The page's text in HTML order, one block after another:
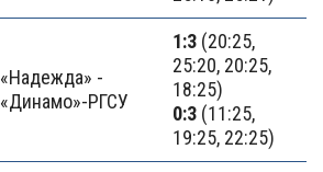
«Надежда» -
«Динамо»-РГСУ
1:3 (20:25,
25:20, 20:25,
18:25)
0:3 (11:25,
19:25, 22:25)